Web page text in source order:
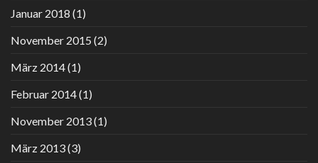
Januar 2018 (1)
November 2015 (2)
März 2014(1)
Februar 2014(1)
November 2013(1)
März 2013(3)